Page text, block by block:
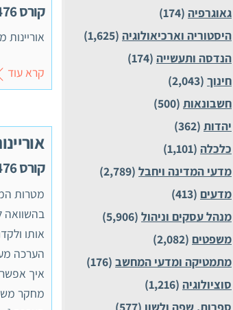
קורס 55476 , ממ"ן 13
אוריינות
קרא עוד
קורס 55476 , ממ"ן 11 , ציון 90
מטרות
הערכה
מחקר
גאוגרפיה (174)
היסטוריה וארכיאולוגיה (1,625)
הנדסה ותעשייה (174)
חינוך (2,043)
חשבונאות (500)
יהדות (362)
כלכלה (1,101)
מדעי המדינה ויחבל (2,789)
מדעים (413)
מנהל עסקים וניהול (5,906)
משפטים (2,082)
מתמטיקה ומדעי המחשב (176)
סוציולוגיה (1,216)
ספרות, שפה ולשון (577)